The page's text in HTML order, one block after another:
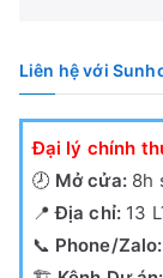
Liên hệ với
Đại lý chính
🕗 Mở cửa:8h
📍Địa chỉ: 13
📞 Phone/Zalo: